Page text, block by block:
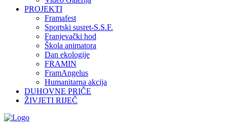
PROJEKTI
Framafest
Sportski susret-S.S.F.
Franjevački hod
Škola animatora
Dan ekologije
FRAMIN
FramAngelus
Humanitarna akcija
DUHOVNE PRIČE
ŽIVJETI RIJEČ